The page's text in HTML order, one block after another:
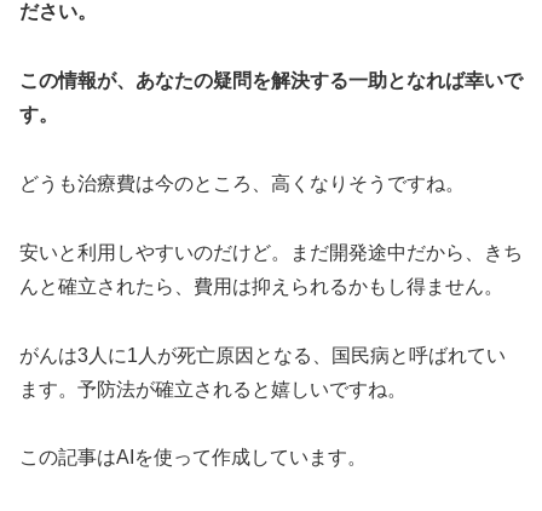
ださい。
この情報が、あなたの疑問を解決する一助となれば幸いで
す。
どうも治療費は今のところ、高くなりそうですね。
安いと利用しやすいのだけど。まだ開発途中だから、きち
んと確立されたら、費用は抑えられるかもし得ません。
がんは3人に1人が死亡原因となる、国民病と呼ばれてい
ます。予防法が確立されると嬉しいですね。
この記事はAIを使って作成しています。